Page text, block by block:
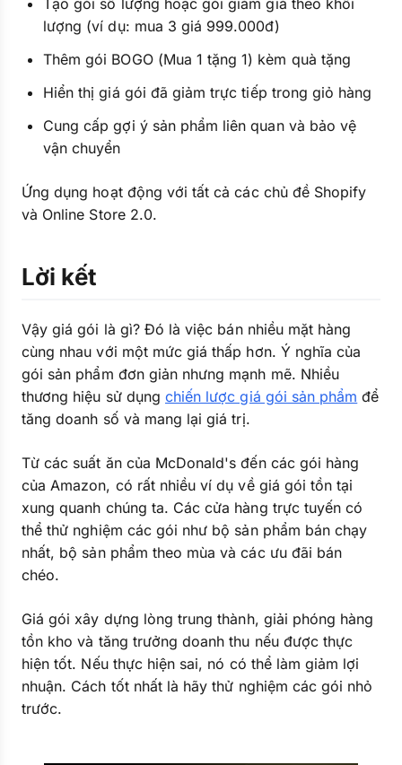
Tạo gói số lượng hoặc gói giảm giá theo khối
lượng (ví dụ: mua 3 giá 999.000đ)
Thêm gói BOGO (Mua 1 tặng 1) kèm quà tặng
Hiển thị giá gói đã giảm trực tiếp trong giỏ hàng
Cung cấp gợi ý sản phẩm liên quan và bảo vệ
vận chuyển
Ứng dụng hoạt động với tất cả các chủ đề Shopify
và Online Store 2.0.
Lời kết
Vậy giá gói là gì? Đó là việc bán nhiều mặt hàng
cùng nhau với một mức giá thấp hơn. Ý nghĩa của
gói sản phẩm đơn giản nhưng mạnh mẽ. Nhiều
thương hiệu sử dụng chiến lược giá gói sản phẩm để
tăng doanh số và mang lại giá trị.
Từ các suất ăn của McDonald's đến các gói hàng
của Amazon, có rất nhiều ví dụ về giá gói tồn tại
xung quanh chúng ta. Các cửa hàng trực tuyến có
thể thử nghiệm các gói như bộ sản phẩm bán chạy
nhất, bộ sản phẩm theo mùa và các ưu đãi bán
chéo.
Giá gói xây dựng lòng trung thành, giải phóng hàng
tồn kho và tăng trưởng doanh thu nếu được thực
hiện tốt. Nếu thực hiện sai, nó có thể làm giảm lợi
nhuận. Cách tốt nhất là hãy thử nghiệm các gói nhỏ
trước.